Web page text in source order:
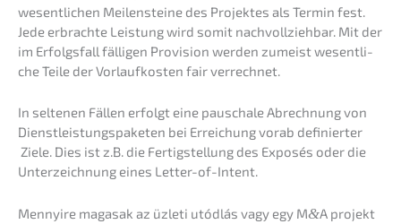
wesent­li­chen Meilen­stei­ne des Projek­tes als Termin fest.
Jede erbrach­te Leistung wird somit nachvoll­zieh­bar. Mit der
im Erfolgs­fall fälli­gen Provi­si­on werden zumeist wesent­li­
che Teile der Vorlauf­kos­ten fair verrechnet.
In selte­nen Fällen erfolgt eine pauscha­le Abrech­nung von
Dienst­leis­tungs­pa­ke­ten bei Errei­chung vorab definier­ter
Ziele. Dies ist z.B. die Fertig­stel­lung des Exposés oder die
Unter­zeich­nung eines Letter-of-Intent.
Menny­ire magas­ak az üzleti utódlás vagy egy M&A projekt